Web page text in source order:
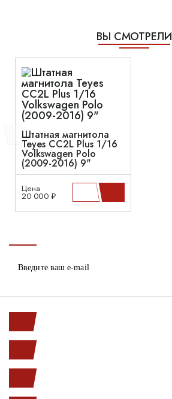
ВЫ СМОТРЕЛИ
Штатная магнитола
Teyes CC2L Plus 1/16
Volkswagen Polo
(2009-2016) 9"
Цена
20 000 ₽